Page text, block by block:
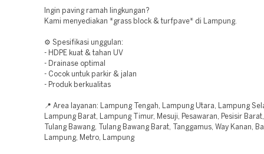
Ingin paving ramah lingkungan?
Kami menyediakan *grass block & turfpave* di Lampung.
⚙️ Spesifikasi unggulan:
- HDPE kuat & tahan UV
- Drainase optimal
- Cocok untuk parkir & jalan
- Produk berkualitas
📍 Area layanan: Lampung Tengah, Lampung Utara, Lampung
Lampung Barat, Lampung Timur, Mesuji, Pesawaran, Pesisir
Tulang Bawang, Tulang Bawang Barat, Tanggamus, Way Kanan,
Lampung, Metro, Lampung